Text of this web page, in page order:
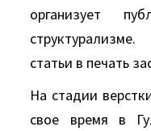
организует
статьи в печать
На стадии
свое время в